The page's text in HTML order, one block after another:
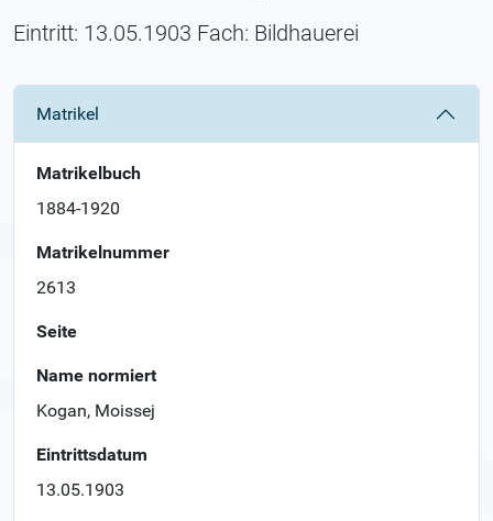
Eintritt: 13.05.1903 Fach: Bildhauerei
Matrikel
Matrikelbuch
1884-1920
Matrikelnummer
2613
Seite
Name normiert
Kogan, Moissej
Eintrittsdatum
13.05.1903